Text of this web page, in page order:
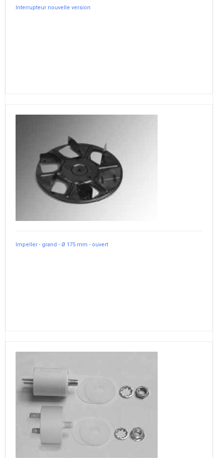
Interrupteur nouvelle version
Impeller - grand - Ø 175 mm - ouvert